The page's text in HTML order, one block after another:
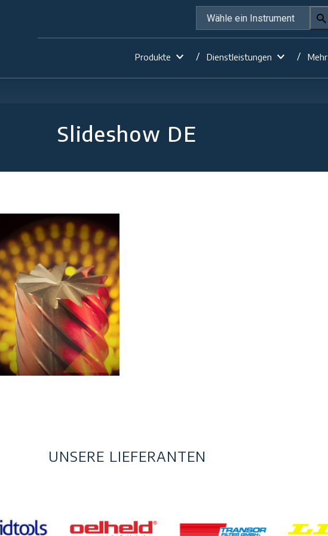
Produkte Dienstleistungen Mehr
Slideshow DE
UNSERE LIEFERANTEN